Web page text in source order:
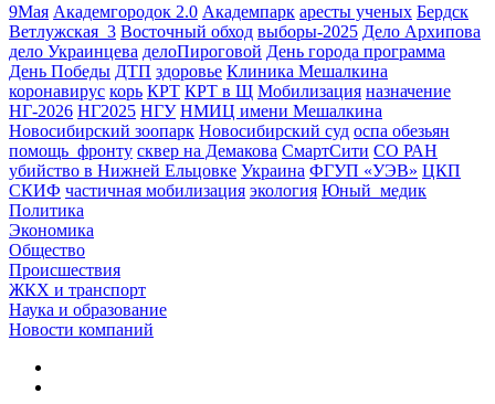
9Мая Академгородок 2.0 Академпарк аресты ученых Бердск
Ветлужская_3 Восточный обход выборы-2025 Дело Архипова
дело Украинцева делоПироговой День города программа
День Победы ДТП здоровье Клиника Мешалкина
коронавирус корь КРТ КРТ в Щ Мобилизация назначение
НГ-2026 НГ2025 НГУ НМИЦ имени Мешалкина
Новосибирский зоопарк Новосибирский суд оспа обезьян
помощь_фронту сквер на Демакова СмартСити СО РАН
убийство в Нижней Ельцовке Украина ФГУП «УЭВ» ЦКП
СКИФ частичная мобилизация экология Юный_медик
Политика
Экономика
Общество
Происшествия
ЖКХ и транспорт
Наука и образование
Новости компаний